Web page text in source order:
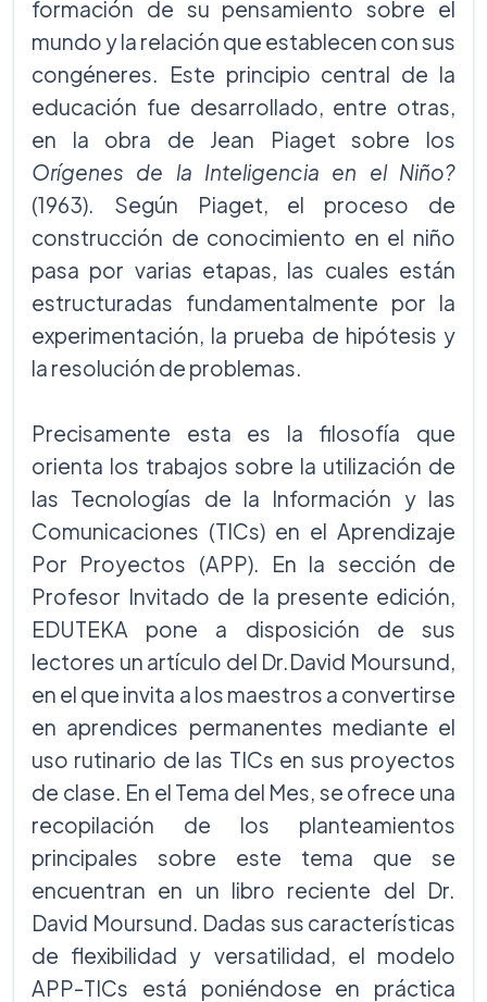
formación de su pensamiento sobre el
mundo y la relación que establecen con sus
congéneres. Este principio central de la
educación fue desarrollado, entre otras,
en la obra de Jean Piaget sobre los
Orígenes de la Inteligencia en el Niño?
(1963). Según Piaget, el proceso de
construcción de conocimiento en el niño
pasa por varias etapas, las cuales están
estructuradas fundamentalmente por la
experimentación, la prueba de hipótesis y
la resolución de problemas.
Precisamente esta es la filosofía que
orienta los trabajos sobre la utilización de
las Tecnologías de la Información y las
Comunicaciones (TICs) en el Aprendizaje
Por Proyectos (APP). En la sección de
Profesor Invitado de la presente edición,
EDUTEKA pone a disposición de sus
lectores un artículo del Dr.David Moursund,
en el que invita a los maestros a convertirse
en aprendices permanentes mediante el
uso rutinario de las TICs en sus proyectos
de clase. En el Tema del Mes, se ofrece una
recopilación de los planteamientos
principales sobre este tema que se
encuentran en un libro reciente del Dr.
David Moursund. Dadas sus características
de flexibilidad y versatilidad, el modelo
APP-TICs está poniéndose en práctica